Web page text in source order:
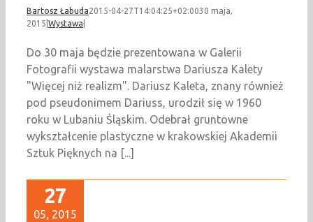
Bartosz Łabuda2015-04-27T14:04:25+02:0030 maja,
2015 Wystawa
Do 30 maja będzie prezentowana w Galerii
Fotografii wystawa malarstwa Dariusza Kalety
"Więcej niż realizm". Dariusz Kaleta, znany również
pod pseudonimem Dariuss, urodził się w 1960
roku w Lubaniu Śląskim. Odebrał gruntowne
wykształcenie plastyczne w krakowskiej Akademii
Sztuk Pięknych na [...]
27
05, 2015